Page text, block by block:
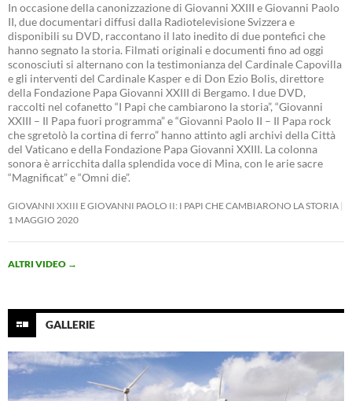
In occasione della canonizzazione di Giovanni XXIII e Giovanni Paolo
II, due documentari diffusi dalla Radiotelevisione Svizzera e
disponibili su DVD, raccontano il lato inedito di due pontefici che
hanno segnato la storia. Filmati originali e documenti fino ad oggi
sconosciuti si alternano con la testimonianza del Cardinale Capovilla
e gli interventi del Cardinale Kasper e di Don Ezio Bolis, direttore
della Fondazione Papa Giovanni XXIII di Bergamo. I due DVD,
raccolti nel cofanetto “I Papi che cambiarono la storia”, “Giovanni
XXIII – Il Papa fuori programma” e “Giovanni Paolo II – Il Papa rock
che sgretolò la cortina di ferro” hanno attinto agli archivi della Città
del Vaticano e della Fondazione Papa Giovanni XXIII. La colonna
sonora è arricchita dalla splendida voce di Mina, con le arie sacre
“Magnificat” e “Omni die”.
GIOVANNI XXIII E GIOVANNI PAOLO II: I PAPI CHE CAMBIARONO LA STORIA
1 MAGGIO 2020
ALTRI VIDEO →
GALLERIE